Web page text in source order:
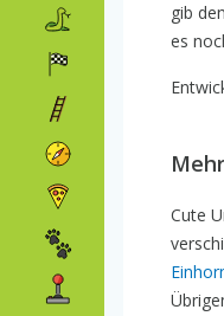
gib
es
Cute